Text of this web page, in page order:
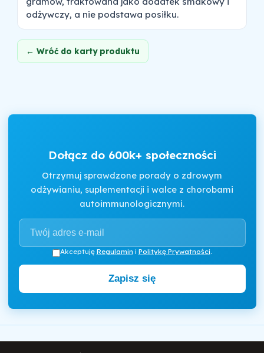
odżywczy, a nie podstawa posiłku.
← Wróć do karty produktu
Dołącz do 600k+ społeczności
Otrzymuj sprawdzone porady o zdrowym
odżywianiu, suplementacji i walce z chorobami
autoimmunologicznymi.
Akceptuję Regulamin i Politykę Prywatności.
Zapisz się